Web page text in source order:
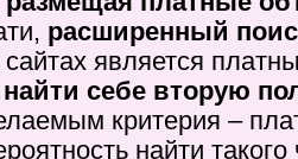
расширенный
сайтах является
найти себе вторую
критерия –
найти